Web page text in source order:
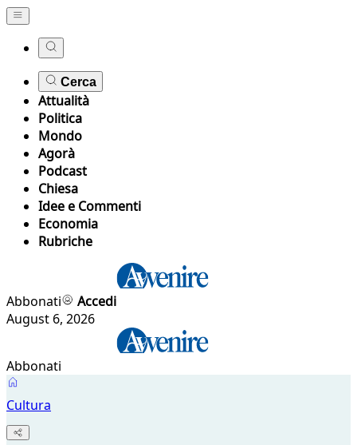
Cerca
Attualità
Politica
Mondo
Agorà
Podcast
Chiesa
Idee e Commenti
Economia
Rubriche
Abbonati
Accedi
August 6, 2026
Abbonati
Cultura